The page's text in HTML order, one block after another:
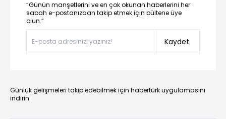
“Günün manşetlerini ve en çok okunan haberlerini her
sabah e-postanızdan takip etmek için bültene üye
olun.”
Kaydet
Günlük gelişmeleri takip edebilmek için habertürk uygulamasını
indirin